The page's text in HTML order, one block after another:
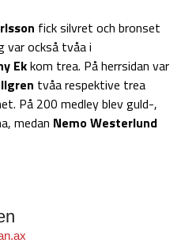
fick silvret och bronset
var också tvåa i
Ekkom trea. På herrsidan var
tvåa respektive trea
På 200 medley blev guld-,
medan Nemo Westerlund